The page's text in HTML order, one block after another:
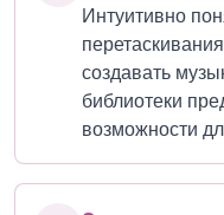
Интуитивно
создавать
библиотеки
возможности